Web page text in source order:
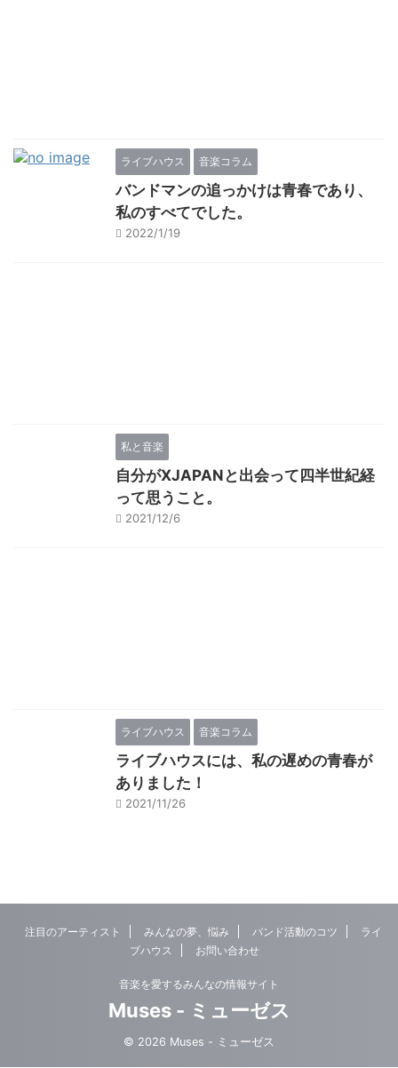
ライブハウス 音楽コラム
バンドマンの追っかけは青春であり、
私のすべてでした。
2022/1/19
私と音楽
自分がXJAPANと出会って四半世紀経
って思うこと。
2021/12/6
ライブハウス 音楽コラム
ライブハウスには、私の遅めの青春が
ありました！
2021/11/26
注目のアーティスト みんなの夢、悩み バンド活動のコツ
ライ
ブハウス
お問い合わせ
音楽を愛するみんなの情報サイト
Muses - ミューゼス
© 2026 Muses - ミューゼス